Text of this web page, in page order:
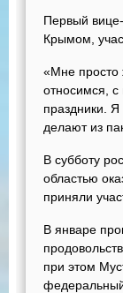
Первый
Крымом,
«Мне просто
относимся,
праздники.
делают из
В субботу
областью
приняли
В январе
при этом